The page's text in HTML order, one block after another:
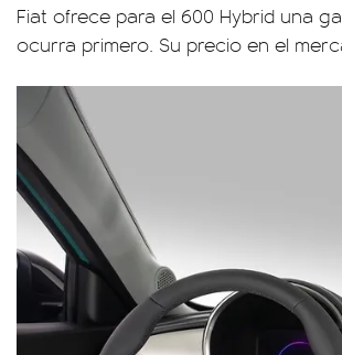
Fiat ofrece para el 600 Hybrid una
ocurra primero. Su precio en el